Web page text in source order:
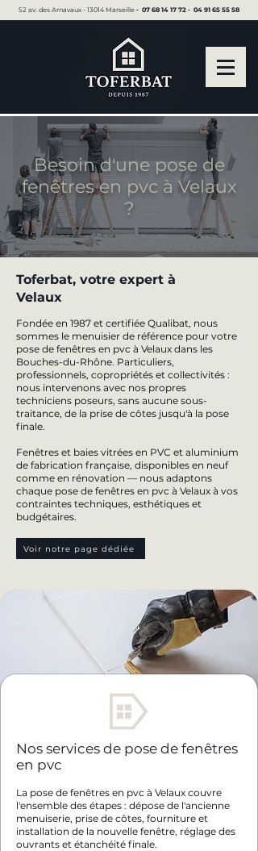
52 av. des Arnavaux - 13014 Marseille ▪︎ 07 68 14 17 72 ▪︎ 04 91 65 55 58
Besoin d'une pose de
fenêtres en pvc à Velaux
?
Toferbat, votre expert à
Velaux
Fondée en 1987 et certifiée Qualibat, nous
sommes le menuisier de référence pour votre
pose de fenêtres en pvc à Velaux dans les
Bouches-du-Rhône. Particuliers,
professionnels, copropriétés et collectivités :
nous intervenons avec nos propres
techniciens poseurs, sans aucune sous-
traitance, de la prise de côtes jusqu'à la pose
finale.
Fenêtres et baies vitrées en PVC et aluminium
de fabrication française, disponibles en neuf
comme en rénovation — nous adaptons
chaque pose de fenêtres en pvc à Velaux à vos
contraintes techniques, esthétiques et
budgétaires.
Voir notre page dédiée
Nos services de pose de fenêtres
en pvc
La pose de fenêtres en pvc à Velaux couvre
l'ensemble des étapes : dépose de l'ancienne
menuiserie, prise de côtes, fourniture et
installation de la nouvelle fenêtre, réglage des
ouvrants et étanchéité finale.